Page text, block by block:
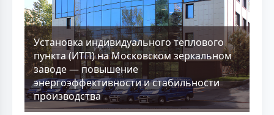
Установка индивидуального теплового
пункта (ИТП) на Московском зеркальном
заводе — повышение
энергоэффективности и стабильности
производства